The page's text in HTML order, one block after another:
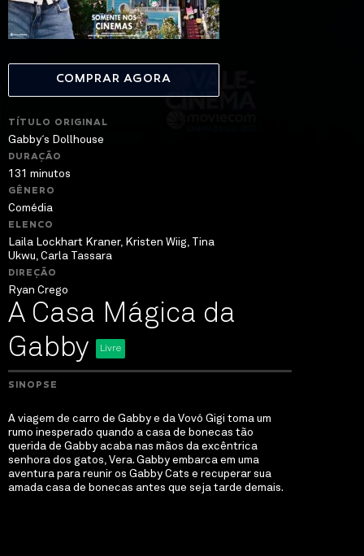
COMPRAR AGORA
TÍTULO ORIGINAL
Gabby´s Dollhouse
DURAÇÃO
131 minutos
GÊNERO
Comédia
ELENCO
Laila Lockhart Kraner, Kristen Wiig, Tina
Ukwu, Carla Tassara
DIREÇÃO
Ryan Crego
A Casa Mágica da
Gabby
Livre
SINOPSE
A viagem de carro de Gabby e da Vovó Gigi toma um
rumo inesperado quando a casa de bonecas tão
querida de Gabby acaba nas mãos da excêntrica
senhora dos gatos, Vera. Gabby embarca em uma
aventura para reunir os Gabby Cats e recuperar sua
amada casa de bonecas antes que seja tarde demais.